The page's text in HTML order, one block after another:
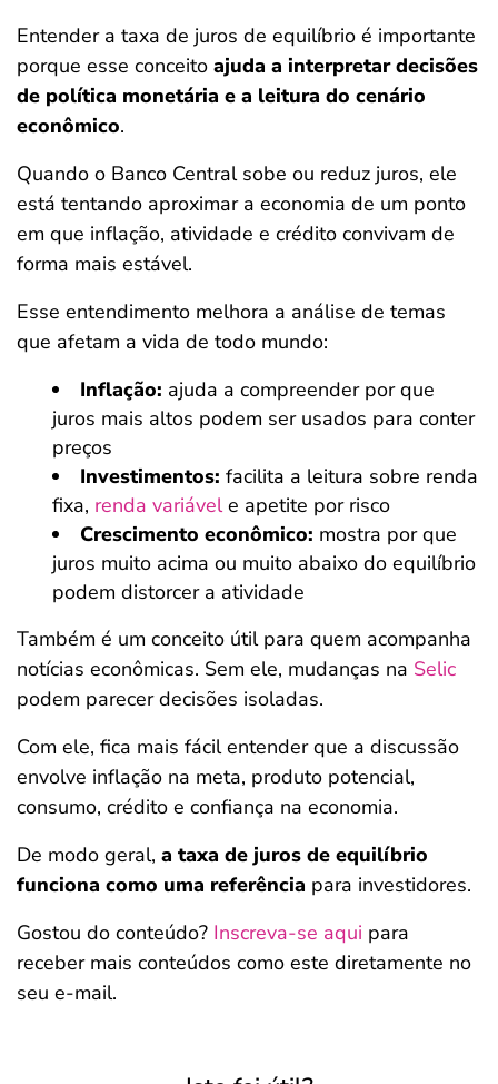
Entender a taxa de juros de equilíbrio é importante
porque esse conceito ajuda a interpretar decisões
de política monetária e a leitura do cenário
econômico.
Quando o Banco Central sobe ou reduz juros, ele
está tentando aproximar a economia de um ponto
em que inflação, atividade e crédito convivam de
forma mais estável.
Esse entendimento melhora a análise de temas
que afetam a vida de todo mundo:
Inflação: ajuda a compreender por que
juros mais altos podem ser usados para conter
preços
Investimentos: facilita a leitura sobre renda
fixa, renda variávele apetite por risco
Crescimento econômico: mostra por que
juros muito acima ou muito abaixo do equilíbrio
podem distorcer a atividade
Também é um conceito útil para quem acompanha
notícias econômicas. Sem ele, mudanças na Selic
podem parecer decisões isoladas.
Com ele, fica mais fácil entender que a discussão
envolve inflação na meta, produto potencial,
consumo, crédito e confiança na economia.
De modo geral, a taxa de juros de equilíbrio
funciona como uma referência para investidores.
Gostou do conteúdo? Inscreva-se aqui para
receber mais conteúdos como este diretamente no
seu e-mail.